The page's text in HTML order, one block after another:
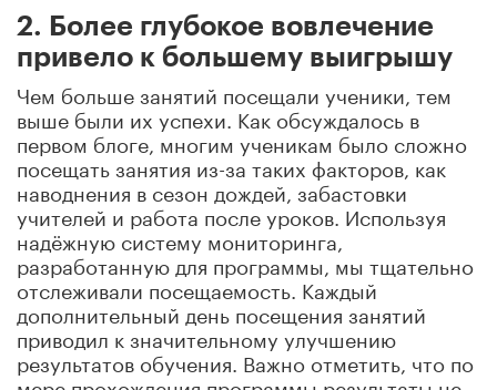
2. Более глубокое вовлечение
привело к большему выигрышу
Чем больше занятий посещали ученики, тем
выше были их успехи. Как обсуждалось в
первом блоге, многим ученикам было сложно
посещать занятия из-за таких факторов, как
наводнения в сезон дождей, забастовки
учителей и работа после уроков. Используя
надёжную систему мониторинга,
разработанную для программы, мы тщательно
отслеживали посещаемость. Каждый
дополнительный день посещения занятий
приводил к значительному улучшению
результатов обучения. Важно отметить, что по